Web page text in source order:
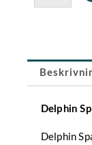
Cleaner,
Delphin
Delphin